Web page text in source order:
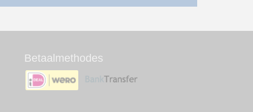
Betaalmethodes